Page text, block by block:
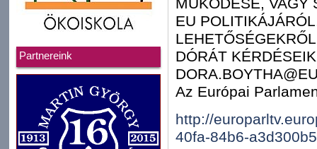
Partnereink
MŰKÖDÉSE, VAGY
EU
DÓRÁT
Az Európai
http://
40fa-84b6-